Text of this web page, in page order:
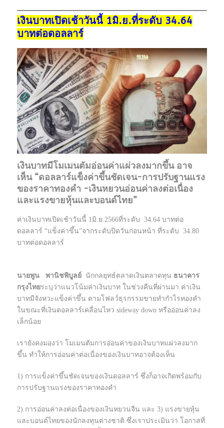
เงินบาทเปิดเช้าวันนี้ 1มิ.ย.ที่ระดับ 34.64
บาทต่อดอลลาร์
เงินบาทมีโมเมนตัมอ่อนค่าแผ่วลงมากขึ้น อาจ
เห็น “ดอลลาร์แข็งค่าขึ้นชัดเจน-การปรับฐานแรง
ของราคาทองคำ -เงินหยวนอ่อนค่าลงต่อเนื่อง
และแรงขายหุ้นและบอนด์ไทย”
ค่าเงินบาทเปิดเช้าวันนี้ 1มิ.ย.2566ที่ระดับ 34.64 บาทต่อ
ดอลลาร์ “แข็งค่าขึ้น”จากระดับปิดวันก่อนหน้า ที่ระดับ 34.80
บาทต่อดอลลาร์
นายพูน พานิชพิบูลย์ นักกลยุทธ์ตลาดเงินตลาดทุน ธนาคาร
กรุงไทยระบุว่าแนวโน้มค่าเงินบาท ในช่วงคืนที่ผ่านมา ค่าเงิน
บาทมีจังหวะแข็งค่าขึ้น ตามโฟลว์ธุรกรรมขายทำกำไรทองคำ
ในขณะที่เงินดอลลาร์เคลื่อนไหว sideway down หรืออ่อนค่าลง
เล็กน้อย
เรายังคงมองว่า โมเมนตัมการอ่อนค่าของเงินบาทแผ่วลงมาก
ขึ้น ทำให้การอ่อนค่าต่อเนื่องของเงินบาทอาจต้องเห็น
1) การแข็งค่าขึ้นชัดเจนของเงินดอลลาร์ ซึ่งก็อาจเกิดพร้อมกับ
การปรับฐานแรงของราคาทองคำ
2) การอ่อนค่าลงต่อเนื่องของเงินหยวนจีน และ 3) แรงขายหุ้น
และบอนด์ไทยของนักลงทุนต่างชาติ ซึ่งเราประเมินว่า โอกาสที่